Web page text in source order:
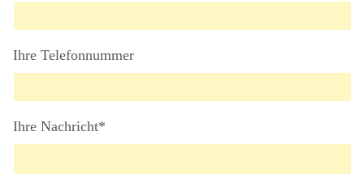
Ihre Telefonnummer
Ihre Nachricht*